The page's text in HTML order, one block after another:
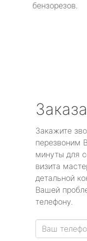
бензорезов.
Закажите
перезвоним
минуты для
визита
детальной
Вашей
телефону.